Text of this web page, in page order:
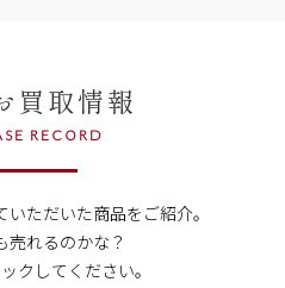
買取情報
RECORD
ただいた商品をご紹介。
売れるのかな？
クしてください。